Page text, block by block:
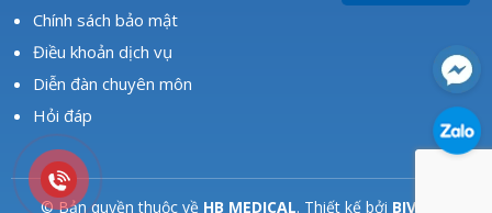
Chính sách bảo mật
Điều khoản dịch vụ
Diễn đàn chuyên môn
Hỏi đáp
© Bản quyền thuộc về HB MEDICAL. Thiết kế bởi BIVACO